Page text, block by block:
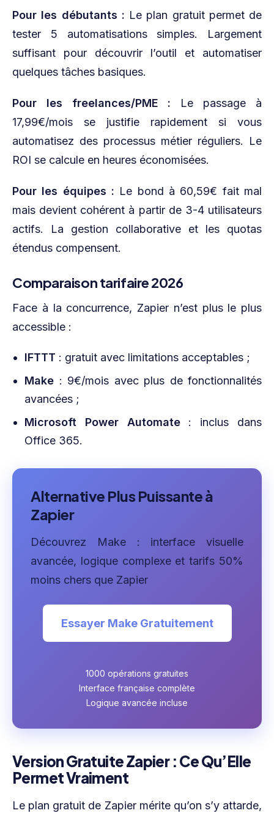
Pour les débutants : Le plan gratuit permet de
tester 5 automatisations simples. Largement
suffisant pour découvrir l’outil et automatiser
quelques tâches basiques.
Pour les freelances/PME : Le passage à
17,99€/mois se justifie rapidement si vous
automatisez des processus métier réguliers. Le
ROI se calcule en heures économisées.
Pour les équipes : Le bond à 60,59€ fait mal
mais devient cohérent à partir de 3-4 utilisateurs
actifs. La gestion collaborative et les quotas
étendus compensent.
Comparaison tarifaire 2026
Face à la concurrence, Zapier n’est plus le plus
accessible :
IFTTT : gratuit avec limitations acceptables ;
Make : 9€/mois avec plus de fonctionnalités
avancées ;
Microsoft Power Automate: inclus dans
Office 365.
Alternative Plus Puissante à
Zapier
Découvrez Make : interface visuelle
avancée, logique complexe et tarifs 50%
moins chers que Zapier
Essayer Make Gratuitement
1000 opérations gratuites
Interface française complète
Logique avancée incluse
Version Gratuite Zapier : Ce Qu’Elle
Permet Vraiment
Le plan gratuit de Zapier mérite qu’on s’y attarde,